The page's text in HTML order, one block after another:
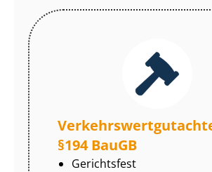
§194 BauGB
Gerichtsfest